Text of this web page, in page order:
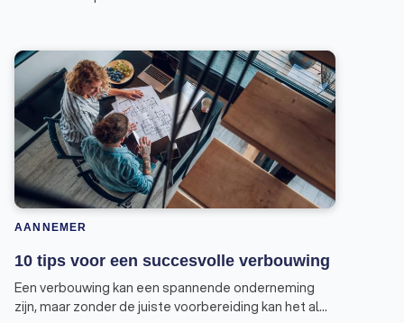
AANNEMER
10 tips voor een succesvolle verbouwing
Een verbouwing kan een spannende onderneming
zijn, maar zonder de juiste voorbereiding kan het al